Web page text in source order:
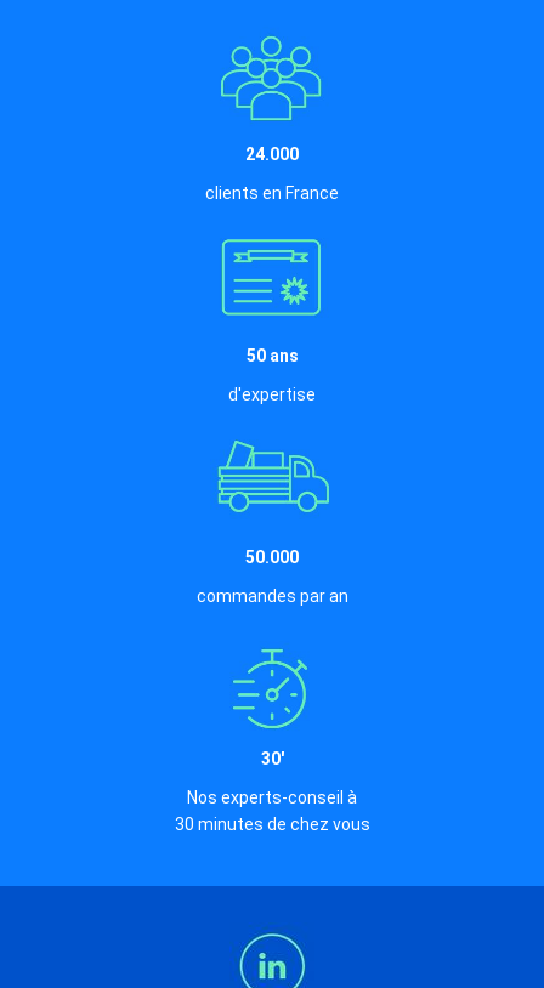
24.000
clients en France
50 ans
d'expertise
50.000
commandes par an
30'
Nos experts-conseil à
30 minutes de chez vous